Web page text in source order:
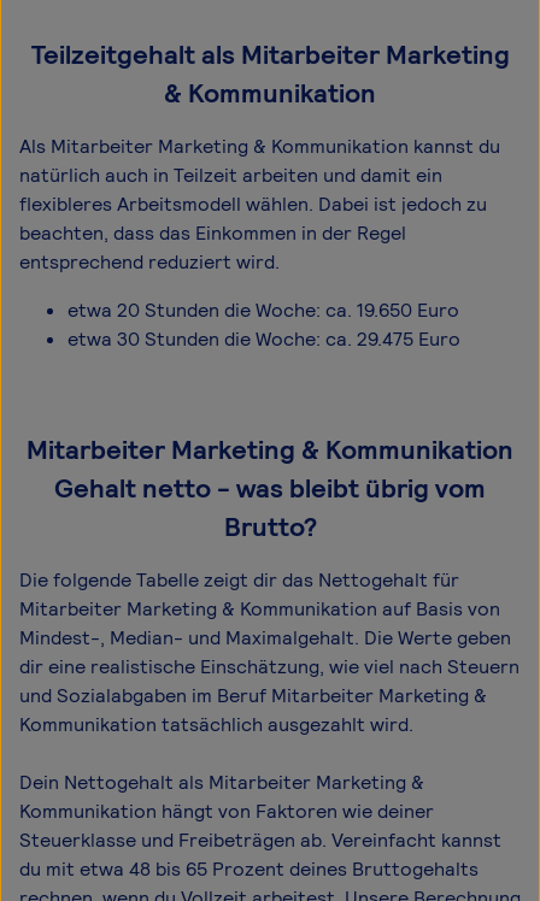
Teilzeitgehalt als Mitarbeiter Marketing
& Kommunikation
Als Mitarbeiter Marketing & Kommunikation kannst du
natürlich auch in Teilzeit arbeiten und damit ein
flexibleres Arbeitsmodell wählen. Dabei ist jedoch zu
beachten, dass das Einkommen in der Regel
entsprechend reduziert wird.
etwa 20 Stunden die Woche: ca. 19.650 Euro
etwa 30 Stunden die Woche: ca. 29.475 Euro
Mitarbeiter Marketing & Kommunikation
Gehalt netto - was bleibt übrig vom
Brutto?
Die folgende Tabelle zeigt dir das Netto­gehalt für
Mitarbeiter Marketing & Kommunikation auf Basis von
Mindest-, Median- und Maximal­gehalt. Die Werte geben
dir eine realistische Einschätzung, wie viel nach Steuern
und Sozialabgaben im Beruf Mitarbeiter Marketing &
Kommunikation tatsächlich ausgezahlt wird.
Dein Nettogehalt als Mitarbeiter Marketing &
Kommunikation hängt von Faktoren wie deiner
Steuerklasse und Freibeträgen ab. Vereinfacht kannst
du mit etwa 48 bis 65 Prozent deines Bruttogehalts